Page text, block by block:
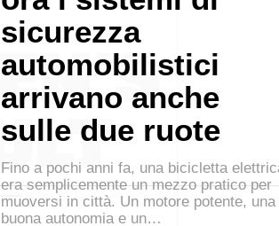
sicurezza
automobilistici
arrivano anche
sulle due ruote
Fino a pochi anni fa, una bicicletta
era semplicemente un mezzo pratico per
muoversi in città. Un motore potente, una
buona autonomia e un…